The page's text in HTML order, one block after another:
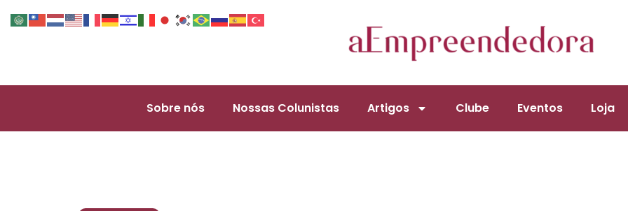
Sobre nós Nossas Colunistas Artigos Clube Eventos Loja